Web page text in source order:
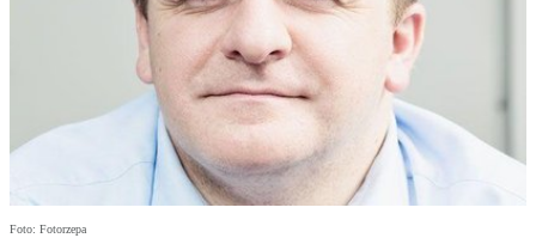
Foto: Fotorzepa